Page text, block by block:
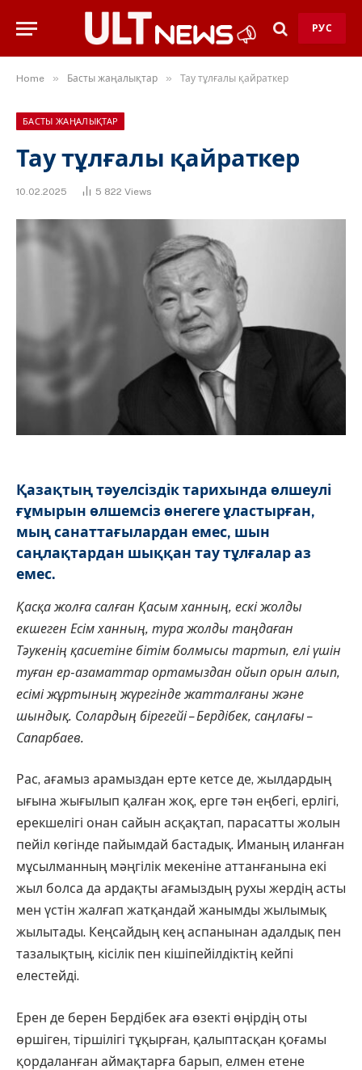
РУС
Home » Басты жаңалықтар » Тау тұлғалы қайраткер
БАСТЫ ЖАҢАЛЫҚТАР
Тау тұлғалы қайраткер
10.02.2025 5 822 Views
Қазақтың тәуелсіздік тарихында өлшеулі
ғұмырын өлшемсіз өнегеге ұластырған,
мың санаттағылардан емес, шын
саңлақтардан шыққан тау тұлғалар аз
емес.
Қасқа жолға салған Қасым ханның, ескі жолды
екшеген Есім ханның, тура жолды таңдаған
Тәукенің қасиетіне бітім болмысы тартып, елі үшін
туған ер-азаматтар ортамыздан ойып орын алып,
есімі жұртының жүрегінде жатталғаны және
шындық. Солардың бірегейі – Бердібек, саңлағы –
Сапарбаев.
Рас, ағамыз арамыздан ерте кетсе де, жылдардың
ығына жығы­лып қалған жоқ, ерге тән еңбегі, ерлігі,
ерекшелігі онан сайын ас­қақ­тап, парасатты жолын
пейіл көгінде пайымдай бастадық. Иманың илан­ған
мұсылманның мәңгілік меке­ніне аттанғанына екі
жыл болса да ардақты ағамыздың рухы жердің асты
мен үстін жалғап жатқандай жанымды жылымық
жылытады. Кеңсайдың кең аспанынан адалдық пен
тазалықтың, кісілік пен кіші­пейілдіктің кейпі
елестейді.
Ерен де берен Бердібек аға өзекті өңірдің оты
өршіген, тіршілігі тұқырған, қалыптасқан қоғамы
қордаланған аймақтарға барып, елмен етене